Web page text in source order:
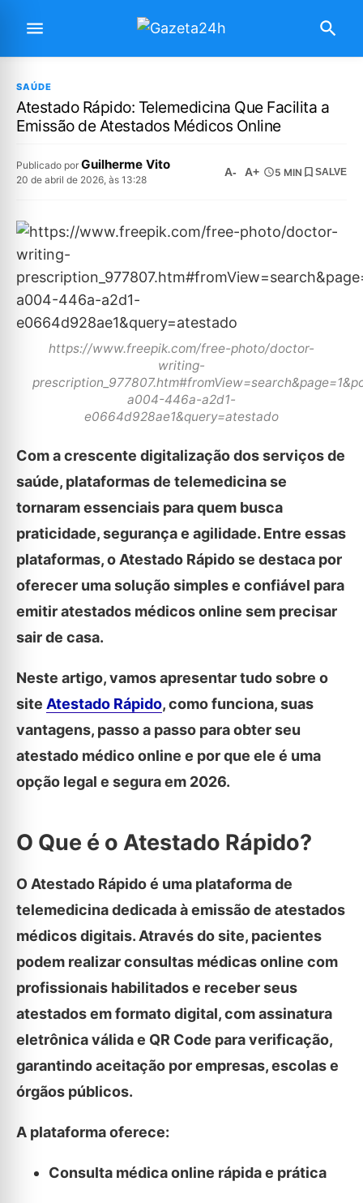
SAÚDE
Atestado Rápido: Telemedicina Que Facilita a
Emissão de Atestados Médicos Online
Publicado por Guilherme Vito
20 de abril de 2026, às 13:28
A- A+ 5 MIN SALVE
https://www.freepik.com/free-photo/doctor-
writing-
a004-446a-a2d1-
e0664d928ae1&query=atestado
Com a crescente digitalização dos serviços de
saúde, plataformas de telemedicina se
tornaram essenciais para quem busca
praticidade, segurança e agilidade. Entre essas
plataformas, o Atestado Rápido se destaca por
oferecer uma solução simples e confiável para
emitir atestados médicos online sem precisar
sair de casa.
Neste artigo, vamos apresentar tudo sobre o
site Atestado Rápido, como funciona, suas
vantagens, passo a passo para obter seu
atestado médico online e por que ele é uma
opção legal e segura em 2026.
O Que é o Atestado Rápido?
O Atestado Rápido é uma plataforma de
telemedicina dedicada à emissão de atestados
médicos digitais. Através do site, pacientes
podem realizar consultas médicas online com
profissionais habilitados e receber seus
atestados em formato digital, com assinatura
eletrônica válida e QR Code para verificação,
garantindo aceitação por empresas, escolas e
órgãos públicos.
A plataforma oferece:
Consulta médica online rápida e prática